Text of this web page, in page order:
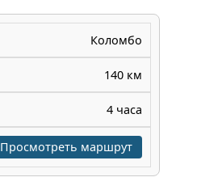
Коломбо
140 км
4 часа
Просмотреть маршрут